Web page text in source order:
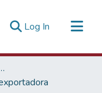
Log In (current)